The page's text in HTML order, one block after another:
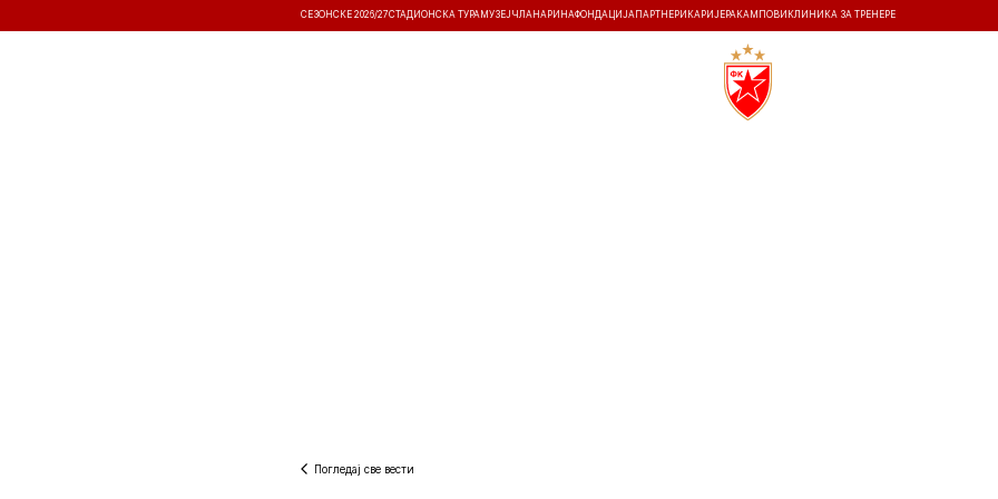
СЕЗОНСКЕ 2026/27СТАДИОНСКА ТУРА МУЗЕЈ ЧЛАНАРИНАФОНДАЦИЈА ПАРТНЕРИ КАРИЈЕРА КАМПОВИ КЛИНИКА ЗА ТРЕНЕРЕ
Погледај све вести